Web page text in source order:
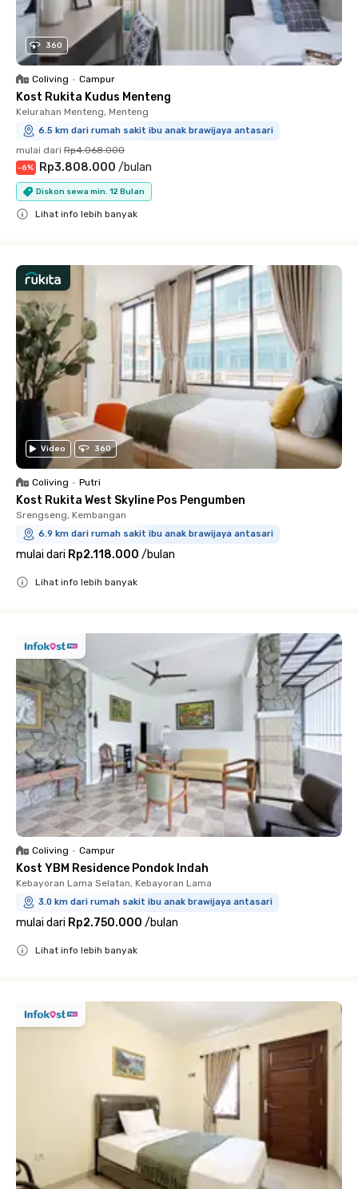
360
Coliving • Campur
Kost Rukita Kudus Menteng
Kelurahan Menteng, Menteng
6.5 km dari rumah sakit ibu anak brawijaya antasari
mulai dari Rp4.068.000
-6% Rp3.808.000 /bulan
Diskon sewa min. 12 Bulan
Lihat info lebih banyak
Video 360
Coliving • Putri
Kost Rukita West Skyline Pos Pengumben
Srengseng, Kembangan
6.9 km dari rumah sakit ibu anak brawijaya antasari
mulai dari Rp2.118.000 /bulan
Lihat info lebih banyak
Coliving • Campur
Kost YBM Residence Pondok Indah
Kebayoran Lama Selatan, Kebayoran Lama
3.0 km dari rumah sakit ibu anak brawijaya antasari
mulai dari Rp2.750.000 /bulan
Lihat info lebih banyak